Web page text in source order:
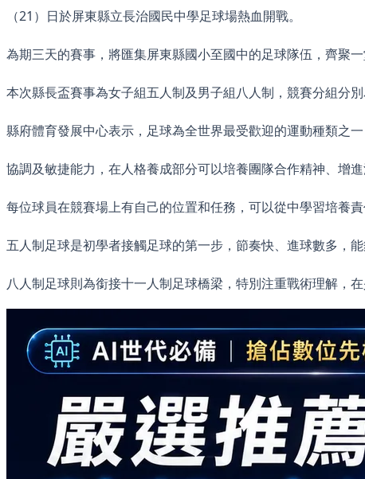
（21）日於屏東縣立長治國民中學足球場熱血開戰。
為期三天的賽事，將匯集屏東縣國小至國中的足球隊伍，齊聚一
本次縣長盃賽事為女子組五人制及男子組八人制，競賽分組分
縣府體育發展中心表示，足球為全世界最受歡迎的運動種類之一
協調及敏捷能力，在人格養成部分可以培養團隊合作精神、增進
每位球員在競賽場上有自己的位置和任務，可以從中學習培養責
五人制足球是初學者接觸足球的第一步，節奏快、進球數多，
八人制足球則為銜接十一人制足球橋梁，特別注重戰術理解，在